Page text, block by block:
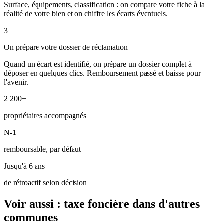
Surface, équipements, classification : on compare votre fiche à la
réalité de votre bien et on chiffre les écarts éventuels.
3
On prépare votre dossier de réclamation
Quand un écart est identifié, on prépare un dossier complet à
déposer en quelques clics. Remboursement passé et baisse pour
l'avenir.
2 200+
propriétaires accompagnés
N-1
remboursable, par défaut
Jusqu'à 6 ans
de rétroactif selon décision
Voir aussi : taxe foncière dans d'autres
communes